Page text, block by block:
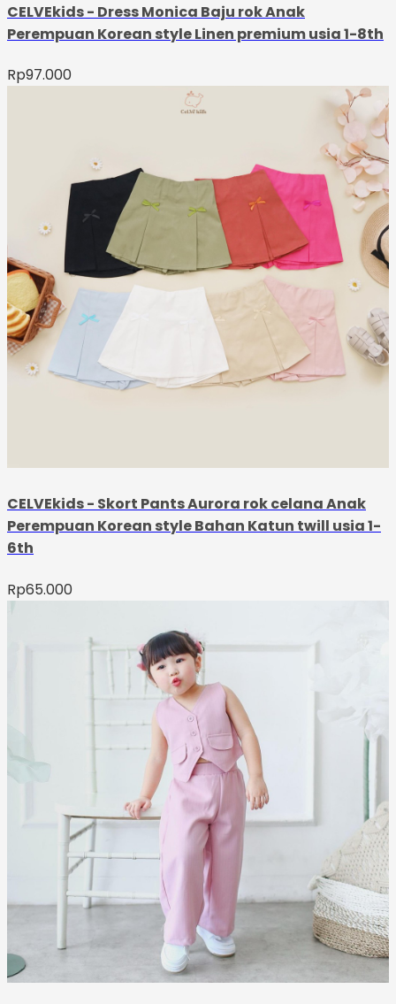
CELVEkids - Dress Monica Baju rok Anak
Perempuan Korean style Linen premium usia 1-8th
Rp97.000
CELVEkids - Skort Pants Aurora rok celana Anak
Perempuan Korean style Bahan Katun twill usia 1-
6th
Rp65.000